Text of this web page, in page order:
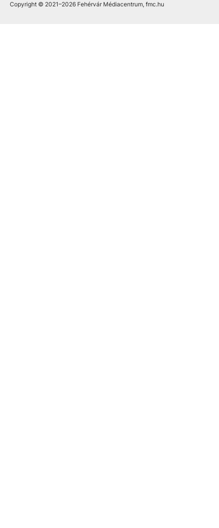
Copyright © 2021–2026 Fehérvár Médiacentrum, fmc.hu